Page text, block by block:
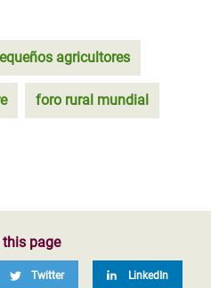
agricultores
foro rural mundial
this page
Twitter LinkedIn